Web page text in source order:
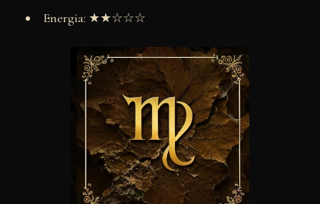
Energia: ★★☆☆☆